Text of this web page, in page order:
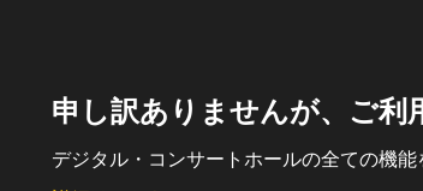
申し訳ありませんが、ご
デジタル・コンサートホールの全ての機